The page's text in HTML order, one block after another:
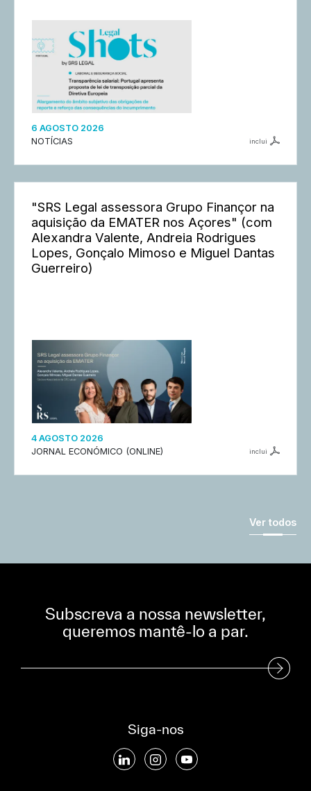
6 AGOSTO 2026
NOTÍCIAS
inclui
"SRS Legal assessora Grupo Finançor na
aquisição da EMATER nos Açores" (com
Alexandra Valente, Andreia Rodrigues
Lopes, Gonçalo Mimoso e Miguel Dantas
Guerreiro)
4 AGOSTO 2026
JORNAL ECONÓMICO (ONLINE)
inclui
Ver todos
Subscreva a nossa newsletter,
queremos mantê-lo a par.
Subscreva a nossa Newsletter
Siga-nos